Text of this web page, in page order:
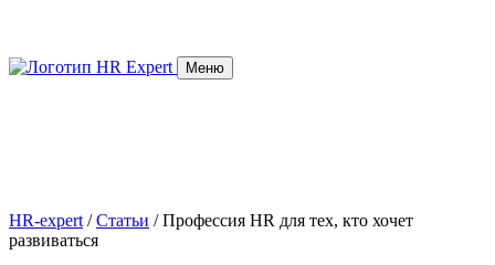
Меню
HR-expert /Статьи /Профессия HR для тех, кто хочет
развиваться